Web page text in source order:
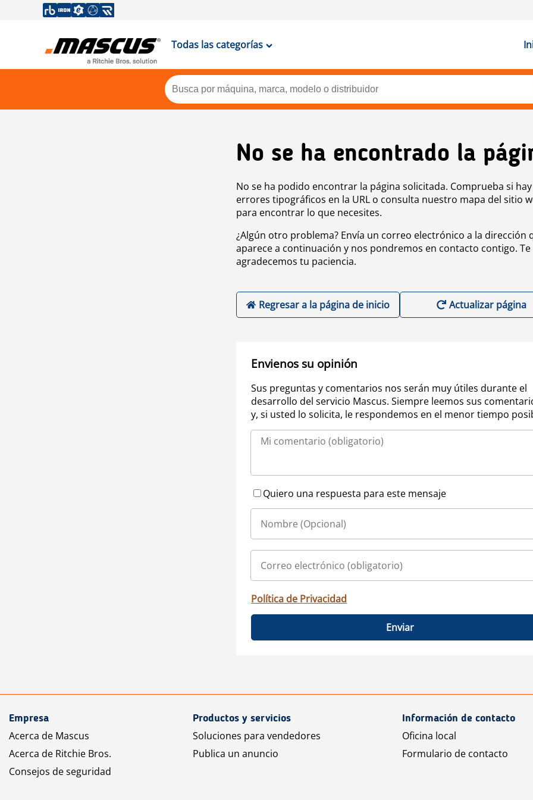
Todas las categorías
No se ha encontrado la
No se ha podido encontrar la página solicitada. Comprueba si hay
errores tipográficos en la URL o consulta nuestro mapa del sitio
para encontrar lo que necesites.
¿Algún otro problema? Envía un correo electrónico a la dirección
aparece a continuación y nos pondremos en contacto contigo. Te
agradecemos tu paciencia.
Regresar a la página de inicio Actualizar página
Envienos su opinión
Sus preguntas y comentarios nos serán muy útiles durante el
desarrollo del servicio Mascus. Siempre leemos sus
y, si usted lo solicita, le respondemos en el menor tiempo
Quiero una respuesta para este mensaje
Política de Privacidad
Enviar
Empresa
Acerca de Mascus
Acerca de Ritchie Bros.
Consejos de seguridad
Productos y servicios
Soluciones para vendedores
Publica un anuncio
Información de contacto
Oficina local
Formulario de contacto